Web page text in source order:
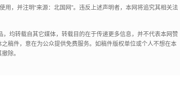
用，并注明“来源：北国网”。违反上述声明者，本网将追究其相关法
，均转载自其它媒体，转载目的在于传递更多信息，并不代表本网赞
稿件，意在为公众提供免费服务。如稿件版权单位或个人不想在本
除。